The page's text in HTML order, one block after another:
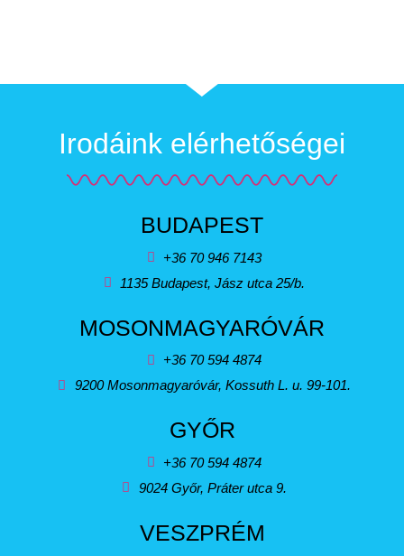
Irodáink elérhetőségei
BUDAPEST
+36 70 946 7143
1135 Budapest, Jász utca 25/b.
MOSONMAGYARÓVÁR
+36 70 594 4874
9200 Mosonmagyaróvár, Kossuth L. u. 99-101.
GYŐR
+36 70 594 4874
9024 Győr, Práter utca 9.
VESZPRÉM